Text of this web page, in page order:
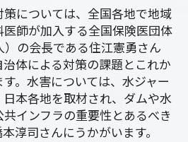
については、全国各地で地域
師が加入する全国保険医団体
の会長である住江憲勇さん
体による対策の課題とこれか
。水害については、水ジャー
本各地を取材され、ダムや水
インフラの重要性とあるべき
淳司さんにうかがいます。